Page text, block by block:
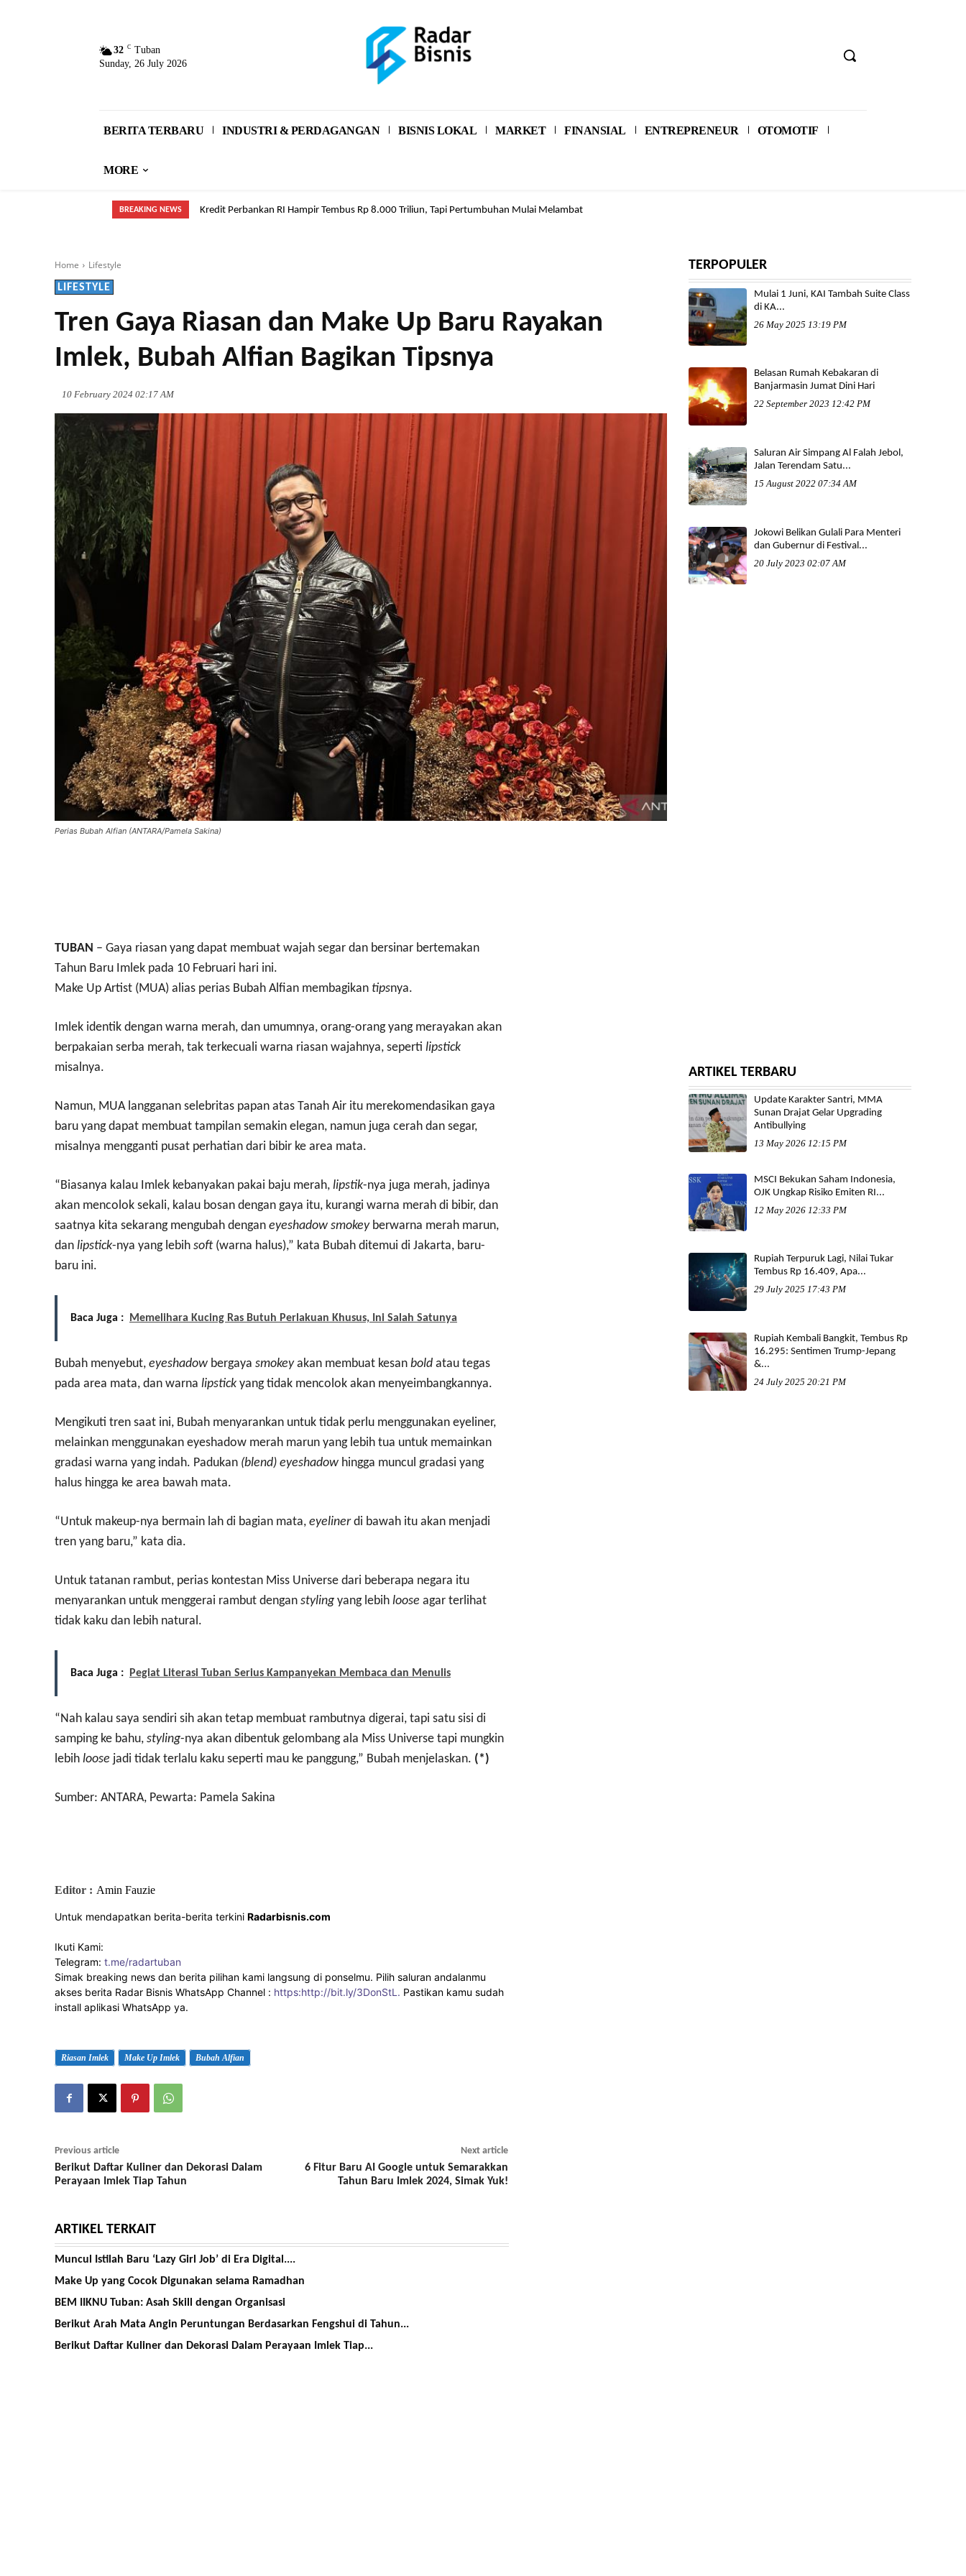
32 C Tuban
Sunday, 26 July 2026
BERITA TERBARU INDUSTRI & PERDAGANGAN BISNIS LOKAL MARKET FINANSIAL ENTREPRENEUR OTOMOTIF
MORE
BREAKING NEWS Kredit Perbankan RI Hampir Tembus Rp 8.000 Triliun, Tapi Pertumbuhan Mulai Melambat
Tak Hanya ASN, Sopir Taksi pun Bisa! BRI Buka Peluang Punya Rumah Lewat Skema FLPP
Home Lifestyle
LIFESTYLE
Tren Gaya Riasan dan Make Up Baru Rayakan
Imlek, Bubah Alfian Bagikan Tipsnya
10 February 2024 02:17 AM
Perias Bubah Alfian (ANTARA/Pamela Sakina)
TUBAN – Gaya riasan yang dapat membuat wajah segar dan bersinar bertemakan
Tahun Baru Imlek pada 10 Februari hari ini.
Make Up Artist (MUA) alias perias Bubah Alfian membagikan tipsnya.
Imlek identik dengan warna merah, dan umumnya, orang-orang yang merayakan akan
berpakaian serba merah, tak terkecuali warna riasan wajahnya, seperti lipstick
misalnya.
Namun, MUA langganan selebritas papan atas Tanah Air itu merekomendasikan gaya
baru yang dapat membuat tampilan semakin elegan, namun juga cerah dan segar,
misalnya mengganti pusat perhatian dari bibir ke area mata.
“Biasanya kalau Imlek kebanyakan pakai baju merah, lipstik-nya juga merah, jadinya
akan mencolok sekali, kalau bosan dengan gaya itu, kurangi warna merah di bibir, dan
saatnya kita sekarang mengubah dengan eyeshadow smokeyberwarna merah marun,
dan lipstick-nya yang lebih soft(warna halus),” kata Bubah ditemui di Jakarta, baru-
baru ini.
Baca Juga : Memelihara Kucing Ras Butuh Perlakuan Khusus, Ini Salah Satunya
Bubah menyebut, eyeshadow bergaya smokeyakan membuat kesan bold atau tegas
pada area mata, dan warna lipstick yang tidak mencolok akan menyeimbangkannya.
Mengikuti tren saat ini, Bubah menyarankan untuk tidak perlu menggunakan eyeliner,
melainkan menggunakan eyeshadow merah marun yang lebih tua untuk memainkan
gradasi warna yang indah. Padukan (blend) eyeshadow hingga muncul gradasi yang
halus hingga ke area bawah mata.
“Untuk makeup-nya bermain lah di bagian mata, eyelinerdi bawah itu akan menjadi
tren yang baru,” kata dia.
Untuk tatanan rambut, perias kontestan Miss Universe dari beberapa negara itu
menyarankan untuk menggerai rambut dengan styling yang lebih loose agar terlihat
tidak kaku dan lebih natural.
Baca Juga : Pegiat Literasi Tuban Serius Kampanyekan Membaca dan Menulis
“Nah kalau saya sendiri sih akan tetap membuat rambutnya digerai, tapi satu sisi di
samping ke bahu, styling-nya akan dibentuk gelombang ala Miss Universe tapi mungkin
lebih loose jadi tidak terlalu kaku seperti mau ke panggung,” Bubah menjelaskan. (*)
Sumber: ANTARA, Pewarta: Pamela Sakina
Editor : Amin Fauzie
Untuk mendapatkan berita-berita terkini Radarbisnis.com
Ikuti Kami:
Telegram: t.me/radartuban
Simak breaking news dan berita pilihan kami langsung di ponselmu. Pilih saluran andalanmu
akses berita Radar Bisnis WhatsApp Channel : https:http://bit.ly/3DonStL. Pastikan kamu sudah
install aplikasi WhatsApp ya.
Riasan Imlek Make Up Imlek Bubah Alfian
Previous article
Berikut Daftar Kuliner dan Dekorasi Dalam
Perayaan Imlek Tiap Tahun
Next article
6 Fitur Baru AI Google untuk Semarakkan
Tahun Baru Imlek 2024, Simak Yuk!
ARTIKEL TERKAIT
Muncul Istilah Baru ‘Lazy Girl Job’ di Era Digital....
Make Up yang Cocok Digunakan selama Ramadhan
BEM IIKNU Tuban: Asah Skill dengan Organisasi
Berikut Arah Mata Angin Peruntungan Berdasarkan Fengshui di Tahun...
Berikut Daftar Kuliner dan Dekorasi Dalam Perayaan Imlek Tiap...
TERPOPULER
Mulai 1 Juni, KAI Tambah Suite Class
di KA...
26 May 2025 13:19 PM
Belasan Rumah Kebakaran di
Banjarmasin Jumat Dini Hari
22 September 2023 12:42 PM
Saluran Air Simpang Al Falah Jebol,
Jalan Terendam Satu...
15 August 2022 07:34 AM
Jokowi Belikan Gulali Para Menteri
dan Gubernur di Festival...
20 July 2023 02:07 AM
ARTIKEL TERBARU
Update Karakter Santri, MMA
Sunan Drajat Gelar Upgrading
Antibullying
13 May 2026 12:15 PM
MSCI Bekukan Saham Indonesia,
OJK Ungkap Risiko Emiten RI...
12 May 2026 12:33 PM
Rupiah Terpuruk Lagi, Nilai Tukar
Tembus Rp 16.409, Apa...
29 July 2025 17:43 PM
Rupiah Kembali Bangkit, Tembus Rp
16.295: Sentimen Trump-Jepang
&...
24 July 2025 20:21 PM